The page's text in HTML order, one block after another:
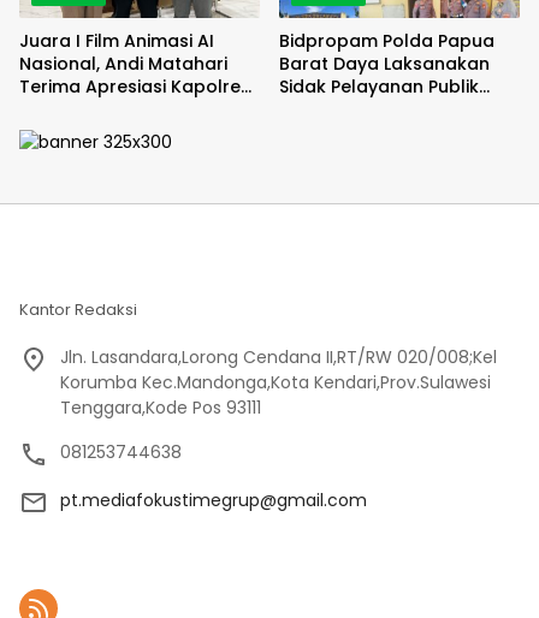
Juara I Film Animasi AI
Nasional, Andi Matahari
Terima Apresiasi Kapolres
Bidpropam Polda Papua
Barat Daya Laksanakan
Sidak Pelayanan Publik
Kantor Redaksi
Jln. Lasandara,Lorong Cendana II,RT/RW 020/008;Kel
Korumba Kec.Mandonga,Kota Kendari,Prov.Sulawesi
Tenggara,Kode Pos 93111
081253744638
pt.mediafokustimegrup@gmail.com